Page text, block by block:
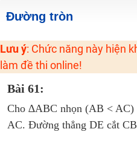
Học online lớp 2 với thầy cô giáo
Hot! Lễ hội đồng giá 449K -
Khuyến Mãi Khoá Học 1K Chỉ Từ
Đồng giá khóa học 499K - 399K
Khai giảng các khóa lớp 9 Toán -
Khai giảng khóa Ngữ văn 7 - xây
Đường tròn
Lưu ý: Chức năng này hiện
làm đề thi online!
Bài 61:
Cho ∆ABC nhọn (AB <
AC. Đường thẳng DE cắt